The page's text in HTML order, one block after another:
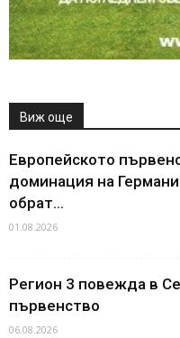
Виж още
Европейското
доминация на
обрат...
01.08.2026
Регион 3 повежда в
първенство
06.08.2026